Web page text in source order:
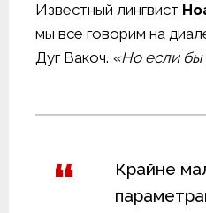
Известный лингвист
мы все говорим на
Дуг Вакоч. «Но если бы
Крайне